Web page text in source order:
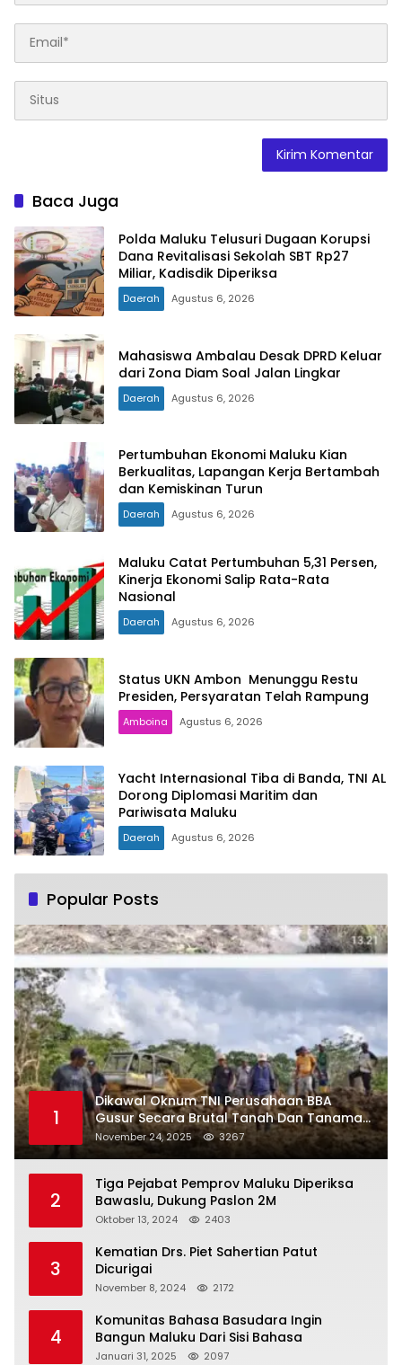
Baca Juga
Polda Maluku Telusuri Dugaan Korupsi
Dana Revitalisasi Sekolah SBT Rp27
Miliar, Kadisdik Diperiksa
Daerah Agustus 6, 2026
Mahasiswa Ambalau Desak DPRD Keluar
dari Zona Diam Soal Jalan Lingkar
Daerah Agustus 6, 2026
Pertumbuhan Ekonomi Maluku Kian
Berkualitas, Lapangan Kerja Bertambah
dan Kemiskinan Turun
Daerah Agustus 6, 2026
Maluku Catat Pertumbuhan 5,31 Persen,
Kinerja Ekonomi Salip Rata-Rata
Nasional
Daerah Agustus 6, 2026
Status UKN Ambon Menunggu Restu
Presiden, Persyaratan Telah Rampung
Amboina Agustus 6, 2026
Yacht Internasional Tiba di Banda, TNI AL
Dorong Diplomasi Maritim dan
Pariwisata Maluku
Daerah Agustus 6, 2026
Popular Posts
1
Dikawal Oknum TNI Perusahaan BBA
Gusur Secara Brutal Tanah Dan Tanaman
Warga, Akademisi Unpatti Minta Pangdam
Tertibkan Anggotanya
November 24, 2025 3267
2
Tiga Pejabat Pemprov Maluku Diperiksa
Bawaslu, Dukung Paslon 2M
Oktober 13, 2024 2403
3
Kematian Drs. Piet Sahertian Patut
Dicurigai
November 8, 2024 2172
4
Komunitas Bahasa Basudara Ingin
Bangun Maluku Dari Sisi Bahasa
Januari 31, 2025 2097